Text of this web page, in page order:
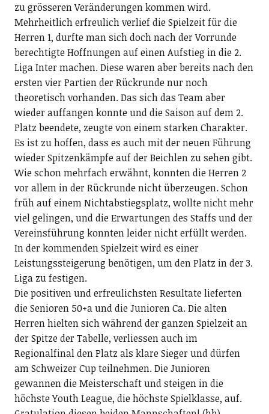
zu grösseren Veränderungen kommen wird.
Mehrheitlich erfreulich verlief die Spielzeit für die
Herren 1, durfte man sich doch nach der Vorrunde
berechtigte Hoffnungen auf einen Aufstieg in die 2.
Liga Inter machen. Diese waren aber bereits nach den
ersten vier Partien der Rückrunde nur noch
theoretisch vorhanden. Das sich das Team aber
wieder auffangen konnte und die Saison auf dem 2.
Platz beendete, zeugte von einem starken Charakter.
Es ist zu hoffen, dass es auch mit der neuen Führung
wieder Spitzenkämpfe auf der Beichlen zu sehen gibt.
Wie schon mehrfach erwähnt, konnten die Herren 2
vor allem in der Rückrunde nicht überzeugen. Schon
früh auf einem Nichtabstiegsplatz, wollte nicht mehr
viel gelingen, und die Erwartungen des Staffs und der
Vereinsführung konnten leider nicht erfüllt werden.
In der kommenden Spielzeit wird es einer
Leistungssteigerung benötigen, um den Platz in der 3.
Liga zu festigen.
Die positiven und erfreulichsten Resultate lieferten
die Senioren 50+a und die Junioren Ca. Die alten
Herren hielten sich während der ganzen Spielzeit an
der Spitze der Tabelle, verliessen auch im
Regionalfinal den Platz als klare Sieger und dürfen
am Schweizer Cup teilnehmen. Die Junioren
gewannen die Meisterschaft und steigen in die
höchste Youth League, die höchste Spielklasse, auf.